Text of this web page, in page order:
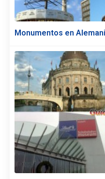
Monumentos en